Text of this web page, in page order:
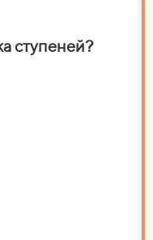
ступеней?